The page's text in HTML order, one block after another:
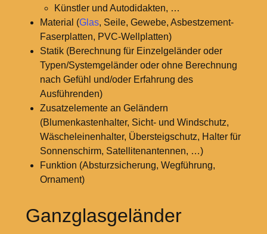
Künstler und Autodidakten, …
Material (Glas, Seile, Gewebe, Asbestzement-
Faserplatten, PVC-Wellplatten)
Statik (Berechnung für Einzelgeländer oder
Typen/Systemgeländer oder ohne Berechnung
nach Gefühl und/oder Erfahrung des
Ausführenden)
Zusatzelemente an Geländern
(Blumenkastenhalter, Sicht- und Windschutz,
Wäscheleinenhalter, Übersteigschutz, Halter für
Sonnenschirm, Satellitenantennen, …)
Funktion (Absturzsicherung, Wegführung,
Ornament)
Ganzglasgeländer